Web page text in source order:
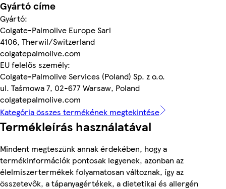
Gyártó címe
Gyártó:
Colgate-Palmolive Europe Sarl
4106, Therwil/Switzerland
colgatepalmolive.com
EU felelős személy:
Colgate-Palmolive Services (Poland) Sp. z o.o.
ul. Taśmowa 7, 02-677 Warsaw, Poland
colgatepalmolive.com
Kategória összes termékének megtekintése
Termékleírás használatával
Mindent megteszünk annak érdekében, hogy a
termékinformációk pontosak legyenek, azonban az
élelmiszertermékek folyamatosan változnak, így az
összetevők, a tápanyagértékek, a dietetikai és allergén